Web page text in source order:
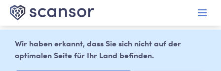
springen
Wir haben erkannt, dass Sie sich nicht auf der
optimalen Seite für Ihr Land befinden.